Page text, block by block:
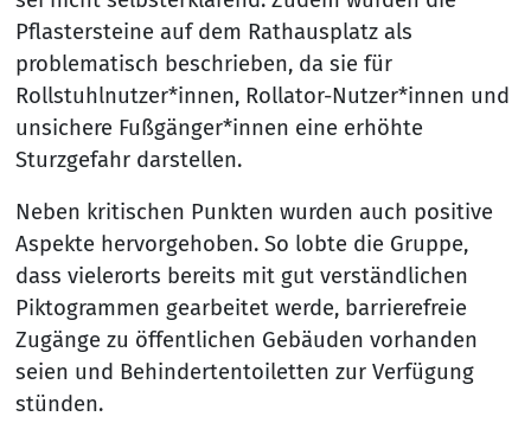
Pflastersteine auf dem Rathausplatz als
problematisch beschrieben, da sie für
Rollstuhlnutzer*innen, Rollator-Nutzer*innen und
unsichere Fußgänger*innen eine erhöhte
Sturzgefahr darstellen.
Neben kritischen Punkten wurden auch positive
Aspekte hervorgehoben. So lobte die Gruppe,
dass vielerorts bereits mit gut verständlichen
Piktogrammen gearbeitet werde, barrierefreie
Zugänge zu öffentlichen Gebäuden vorhanden
seien und Behindertentoiletten zur Verfügung
stünden.